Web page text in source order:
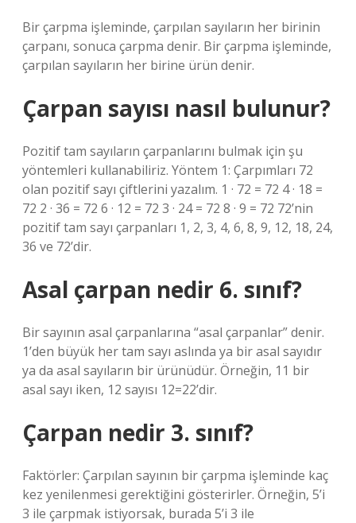
Bir çarpma işleminde, çarpılan sayıların her birinin
çarpanı, sonuca çarpma denir. Bir çarpma işleminde,
çarpılan sayıların her birine ürün denir.
Çarpan sayısı nasıl bulunur?
Pozitif tam sayıların çarpanlarını bulmak için şu
yöntemleri kullanabiliriz. Yöntem 1: Çarpımları 72
olan pozitif sayı çiftlerini yazalım. 1 · 72 = 72 4 · 18 =
72 2 · 36 = 72 6 · 12 = 72 3 · 24 = 72 8 · 9 = 72 72’nin
pozitif tam sayı çarpanları 1, 2, 3, 4, 6, 8, 9, 12, 18, 24,
36 ve 72’dir.
Asal çarpan nedir 6. sınıf?
Bir sayının asal çarpanlarına “asal çarpanlar” denir.
1’den büyük her tam sayı aslında ya bir asal sayıdır
ya da asal sayıların bir ürünüdür. Örneğin, 11 bir
asal sayı iken, 12 sayısı 12=22’dir.
Çarpan nedir 3. sınıf?
Faktörler: Çarpılan sayının bir çarpma işleminde kaç
kez yenilenmesi gerektiğini gösterirler. Örneğin, 5’i
3 ile çarpmak istiyorsak, burada 5’i 3 ile